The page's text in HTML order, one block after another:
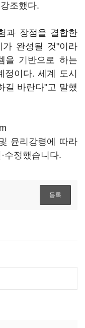
조했다.
과 장점을 결합한
완성될 것"이라
을 기반으로 하는
이다. 세계 도시
길 바란다"고 말했
윤리강령에 따라
수정했습니다.